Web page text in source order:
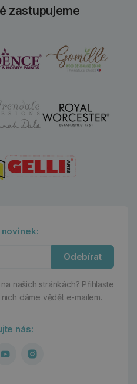
zastupujeme
Odebírat
našich stránkách? Přihlaste
dáme vědět e-mailem.
nás: